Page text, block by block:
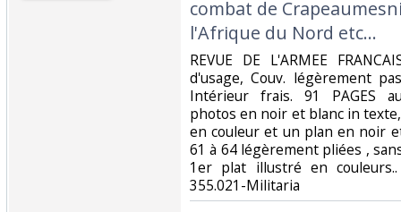
combat de
l'Afrique du Nord etc...‎
‎REVUE DE L'ARMEE
d'usage, Couv. légèrement
Intérieur frais. 91 PAGES
photos en noir et blanc in
en couleur et un plan en noir
61 à 64 légèrement pliées ,
1er plat illustré en
355.021-Militaria‎